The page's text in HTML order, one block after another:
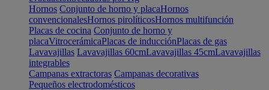
Hornos Conjunto de horno y placaHornos
convencionalesHornos pirolíticosHornos multifunción
Placas de cocina Conjunto de horno y
placaVitrocerámicaPlacas de inducciónPlacas de gas
Lavavajillas Lavavajillas 60cmLavavajillas 45cmLavavajillas
integrables
Campanas extractoras Campanas decorativas
Pequeños electrodomésticos